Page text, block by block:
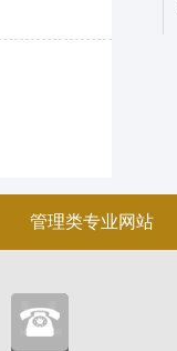
管理类专业网站